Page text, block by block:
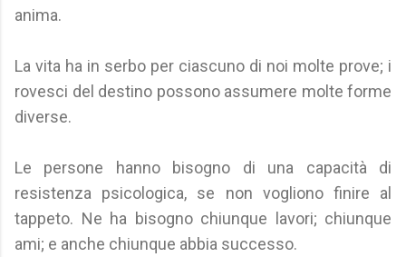
anima.
La vita ha in serbo per ciascuno di noi molte prove; i
rovesci del destino possono assumere molte forme
diverse.
Le persone hanno bisogno di una capacità di
resistenza psicologica, se non vogliono finire al
tappeto. Ne ha bisogno chiunque lavori; chiunque
ami; e anche chiunque abbia successo.